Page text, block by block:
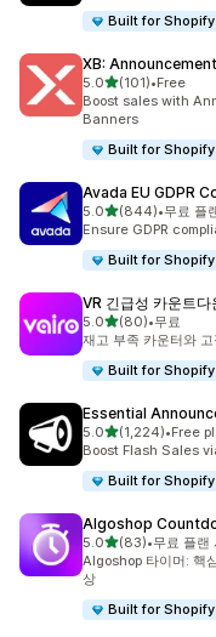
Built for Shopify
XB:
5.0별 5개 중
(101)
총 리뷰 101개
•Free
Boost sales with
Banners
Built for Shopify
Avada EU GDPR
5.0별 5개 중
(844)
총 리뷰 844개
•무료 플
Ensure GDPR
Built for Shopify
VR 긴급성 카운트다
5.0별 5개 중
(80)
총 리뷰 80개
•무료
재고 부족 카운터와
Built for Shopify
Essential
5.0별 5개 중
(1,224)
총 리뷰 1224개
•Free
Boost Flash Sales
Built for Shopify
Algoshop
5.0별 5개 중
(83)
총 리뷰 83개
•무료 플랜
Algoshop 타이머: 핵
상
Built for Shopify